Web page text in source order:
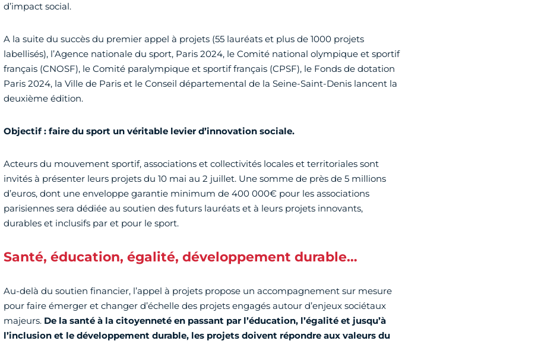
d’impact social.
A la suite du succès du premier appel à projets (55 lauréats et plus de 1000 projets
labellisés), l’Agence nationale du sport, Paris 2024, le Comité national olympique et sportif
français (CNOSF), le Comité paralympique et sportif français (CPSF), le Fonds de dotation
Paris 2024, la Ville de Paris et le Conseil départemental de la Seine-Saint-Denis lancent la
deuxième édition.
Objectif : faire du sport un véritable levier d’innovation sociale.
Acteurs du mouvement sportif, associations et collectivités locales et territoriales sont
invités à présenter leurs projets du 10 mai au 2 juillet. Une somme de près de 5 millions
d’euros, dont une enveloppe garantie minimum de 400 000€ pour les associations
parisiennes sera dédiée au soutien des futurs lauréats et à leurs projets innovants,
durables et inclusifs par et pour le sport.
Santé, éducation, égalité, développement durable…
Au-delà du soutien financier, l’appel à projets propose un accompagnement sur mesure
pour faire émerger et changer d’échelle des projets engagés autour d’enjeux sociétaux
majeurs. De la santé à la citoyenneté en passant par l’éducation, l’égalité et jusqu’à
l’inclusion et le développement durable, les projets doivent répondre aux valeurs du